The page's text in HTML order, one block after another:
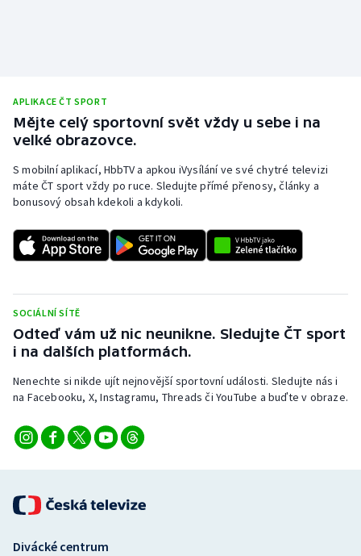
APLIKACE ČT SPORT
Mějte celý sportovní svět vždy u sebe i na
velké obrazovce.
S mobilní aplikací, HbbTV a apkou iVysílání ve své chytré televizi
máte ČT sport vždy po ruce. Sledujte přímé přenosy, články a
bonusový obsah kdekoli a kdykoli.
SOCIÁLNÍ SÍTĚ
Odteď vám už nic neunikne. Sledujte ČT sport
i na dalších platformách.
Nenechte si nikde ujít nejnovější sportovní události. Sledujte nás i
na Facebooku, X, Instagramu, Threads či YouTube a buďte v obraze.
Divácké centrum